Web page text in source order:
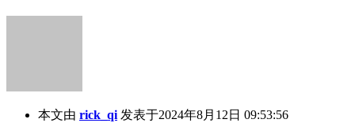
本文由 rick_qi 发表于2024年8月12日 09:53:56